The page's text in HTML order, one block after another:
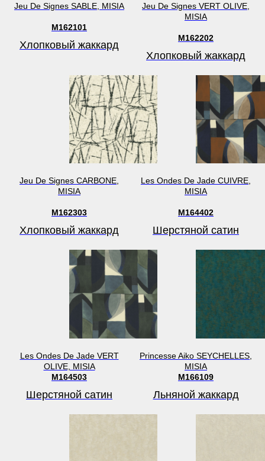
Jeu De Signes SABLE, MISIA
M162101
Хлопковый жаккард
Jeu De Signes VERT OLIVE,
MISIA
M162202
Хлопковый жаккард
Jeu De Signes CARBONE,
MISIA
M162303
Хлопковый жаккард
Les Ondes De Jade CUIVRE,
MISIA
M164402
Шерстяной сатин
Les Ondes De Jade VERT
OLIVE, MISIA
M164503
Шерстяной сатин
Princesse Aiko SEYCHELLES,
MISIA
M166109
Льняной жаккард